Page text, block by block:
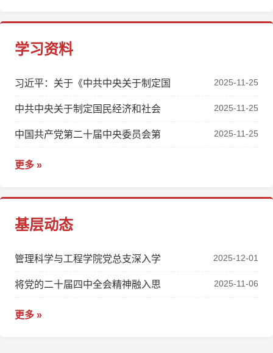
学习资料
习近平：关于《中共中央关于制定国 2025-11-25
中共中央关于制定国民经济和社会 2025-11-25
中国共产党第二十届中央委员会第 2025-11-25
更多 »
基层动态
管理科学与工程学院党总支深入学 2025-12-01
将党的二十届四中全会精神融入思 2025-11-06
更多 »